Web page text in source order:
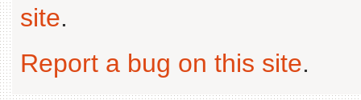
site.
Report a bug on this site.